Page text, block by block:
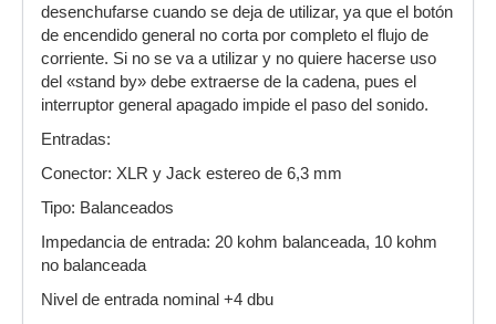
desenchufarse cuando se deja de utilizar, ya que el botón
de encendido general no corta por completo el flujo de
corriente. Si no se va a utilizar y no quiere hacerse uso
del «stand by» debe extraerse de la cadena, pues el
interruptor general apagado impide el paso del sonido.
Entradas:
Conector: XLR y Jack estereo de 6,3 mm
Tipo: Balanceados
Impedancia de entrada: 20 kohm balanceada, 10 kohm
no balanceada
Nivel de entrada nominal +4 dbu